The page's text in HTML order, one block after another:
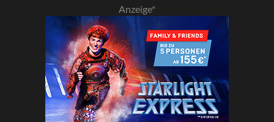
Anzeige*